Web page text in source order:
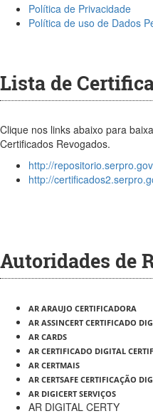
Política de Privacidade
Política de uso de Dados
Lista de
Clique nos links abaixo para
Certificados Revogados.
http://
http://
Autoridades de
AR ARAUJO CERTIFICADORA
AR ASSINCERT CERTIFICADO
AR CARDS
AR CERTIFICADO DIGITAL
AR CERTMAIS
AR CERTSAFE CERTIFICAÇÃO
AR DIGICERT SERVIÇOS
AR DIGITAL CERTY